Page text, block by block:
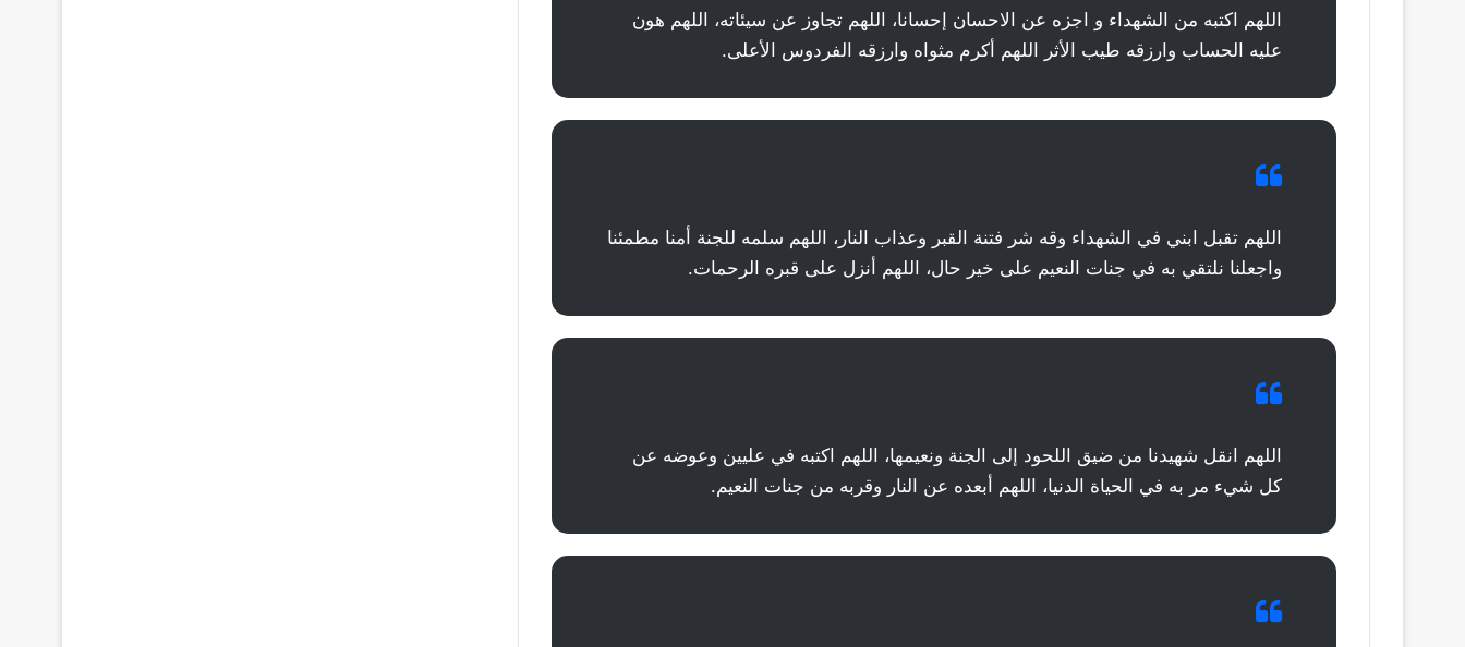
اللهم اكتبه من الشهداء و اجزه عن الاحسان إحسانا، اللهم تجاوز عن سيئاته، اللهم هون
عليه الحساب وارزقه طيب الأثر اللهم أكرم مثواه وارزقه الفردوس الأعلى.
اللهم تقبل ابني في الشهداء وقه شر فتنة القبر وعذاب النار، اللهم سلمه للجنة أمنا مطمئنا
واجعلنا نلتقي به في جنات النعيم على خير حال، اللهم أنزل على قبره الرحمات.
اللهم انقل شهيدنا من ضيق اللحود إلى الجنة ونعيمها، اللهم اكتبه في عليين وعوضه عن
كل شيء مر به في الحياة الدنيا، اللهم أبعده عن النار وقربه من جنات النعيم.